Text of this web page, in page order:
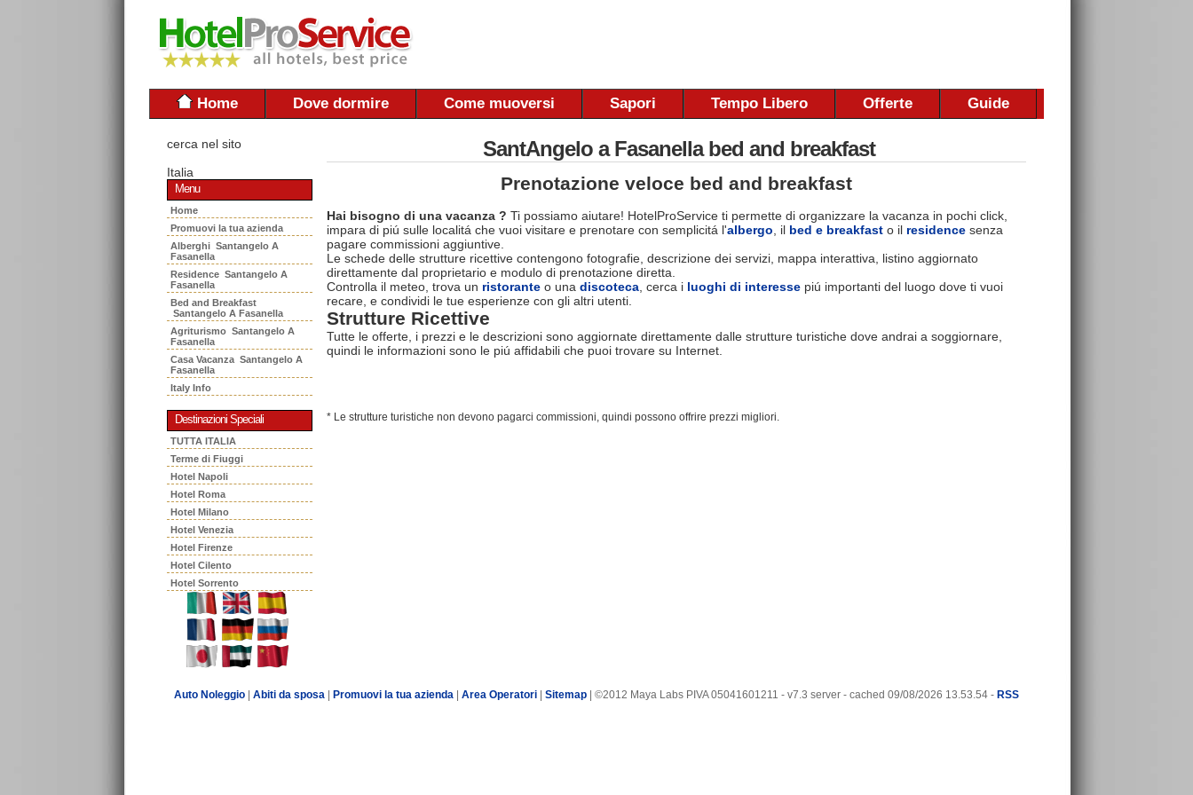
Home Dove dormire Come muoversi Sapori Tempo Libero Offerte Guide
cerca nel sito
Italia
Menu
Home
Promuovi la tua azienda
Alberghi Santangelo A
Fasanella
Residence Santangelo A
Fasanella
Bed and Breakfast
Santangelo A Fasanella
Agriturismo Santangelo A
Fasanella
Casa Vacanza Santangelo A
Fasanella
Italy Info
Destinazioni Speciali
TUTTA ITALIA
Terme di Fiuggi
Hotel Napoli
Hotel Roma
Hotel Milano
Hotel Venezia
Hotel Firenze
Hotel Cilento
Hotel Sorrento
SantAngelo a Fasanella bed and breakfast
Prenotazione veloce bed and breakfast
Hai bisogno di una vacanza ? Ti possiamo aiutare! HotelProService ti permette di organizzare la vacanza in pochi click,
impara di piú sulle localitá che vuoi visitare e prenotare con semplicitá l'albergo , il bed e breakfast o il residence senza
pagare commissioni aggiuntive.
Le schede delle strutture ricettive contengono fotografie, descrizione dei servizi, mappa interattiva, listino aggiornato
direttamente dal proprietario e modulo di prenotazione diretta.
Controlla il meteo, trova un ristorante o una discoteca , cerca i luoghi di interesse piú importanti del luogo dove ti vuoi
recare, e condividi le tue esperienze con gli altri utenti.
Strutture Ricettive
Tutte le offerte, i prezzi e le descrizioni sono aggiornate direttamente dalle strutture turistiche dove andrai a soggiornare,
quindi le informazioni sono le piú affidabili che puoi trovare su Internet.
* Le strutture turistiche non devono pagarci commissioni, quindi possono offrire prezzi migliori.
Auto Noleggio Abiti da sposa Promuovi la tua azienda Area Operatori Sitemap | ©2012 Maya Labs PIVA 05041601211 - v7.3 server - cached 09/08/2026 13.53.54 - RSS